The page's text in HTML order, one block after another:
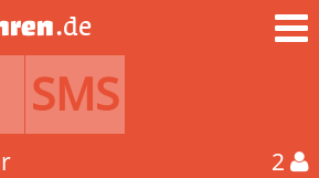
.de
SMS
2